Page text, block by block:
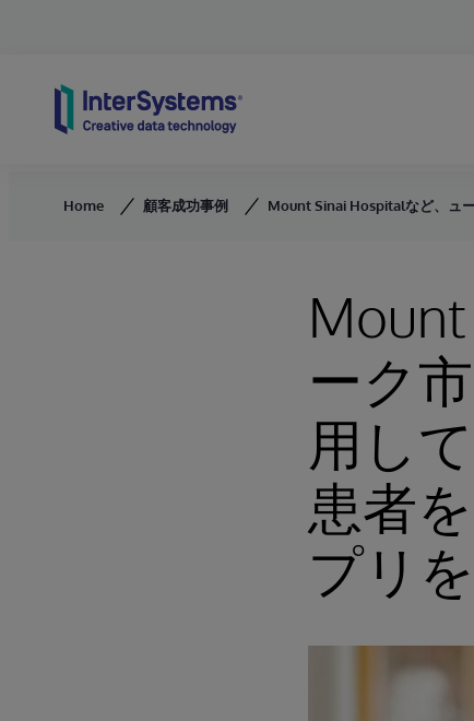
Home 顧客成功事例 Mount Sinai Hospitalなど、ュ
ーク
用し
患者
プリ